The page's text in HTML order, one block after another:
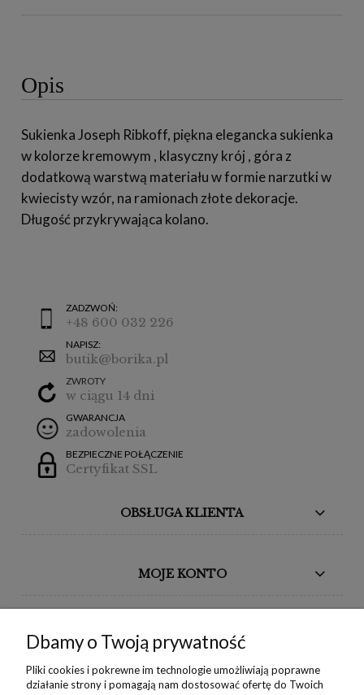
Opis
Sukienka Joseph Ribkoff, piękna elegancka sukienka
w kolorze kremowym , klasyczny krój , góra z
dodatkową warstwą materiału w formie narzutki w
kwiecisty wzór, na ramionach złote dekoracje.
Długość przykrywająca kolano.
ZADZWOŃ:
+48 600 032 226
NAPISZ:
butik@borika.pl
ZWROTY
w ciągu 14 dni
GWARANCJA
zadowolenia
BEZPIECZNE POŁĄCZENIE
Certyfikat SSL
OBSŁUGA KLIENTA
MOJE KONTO
BORIKA DESIGN
MONIKA BORAK
Dbamy o Twoją prywatność
Pliki cookies i pokrewne im technologie umożliwiają poprawne
działanie strony i pomagają nam dostosować ofertę do Twoich